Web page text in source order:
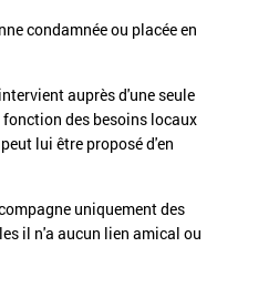
condamnéeou placée en
auprès d'une seule
des besoins locaux
lui être proposé d'en
uniquement des
il n'a aucun lien amical ou